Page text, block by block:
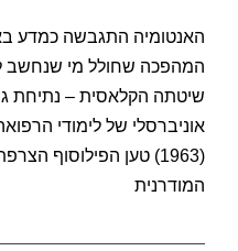
האנטומיה התגבשה כמדע
המהפכה שחולל מי שנחשב
שיטתה הקלאסית – נתיחת
אוניברסלי של לימודי
(1963) טען הפילוסוף
המודרנית